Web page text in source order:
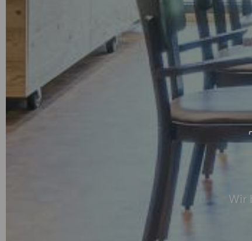
Wir